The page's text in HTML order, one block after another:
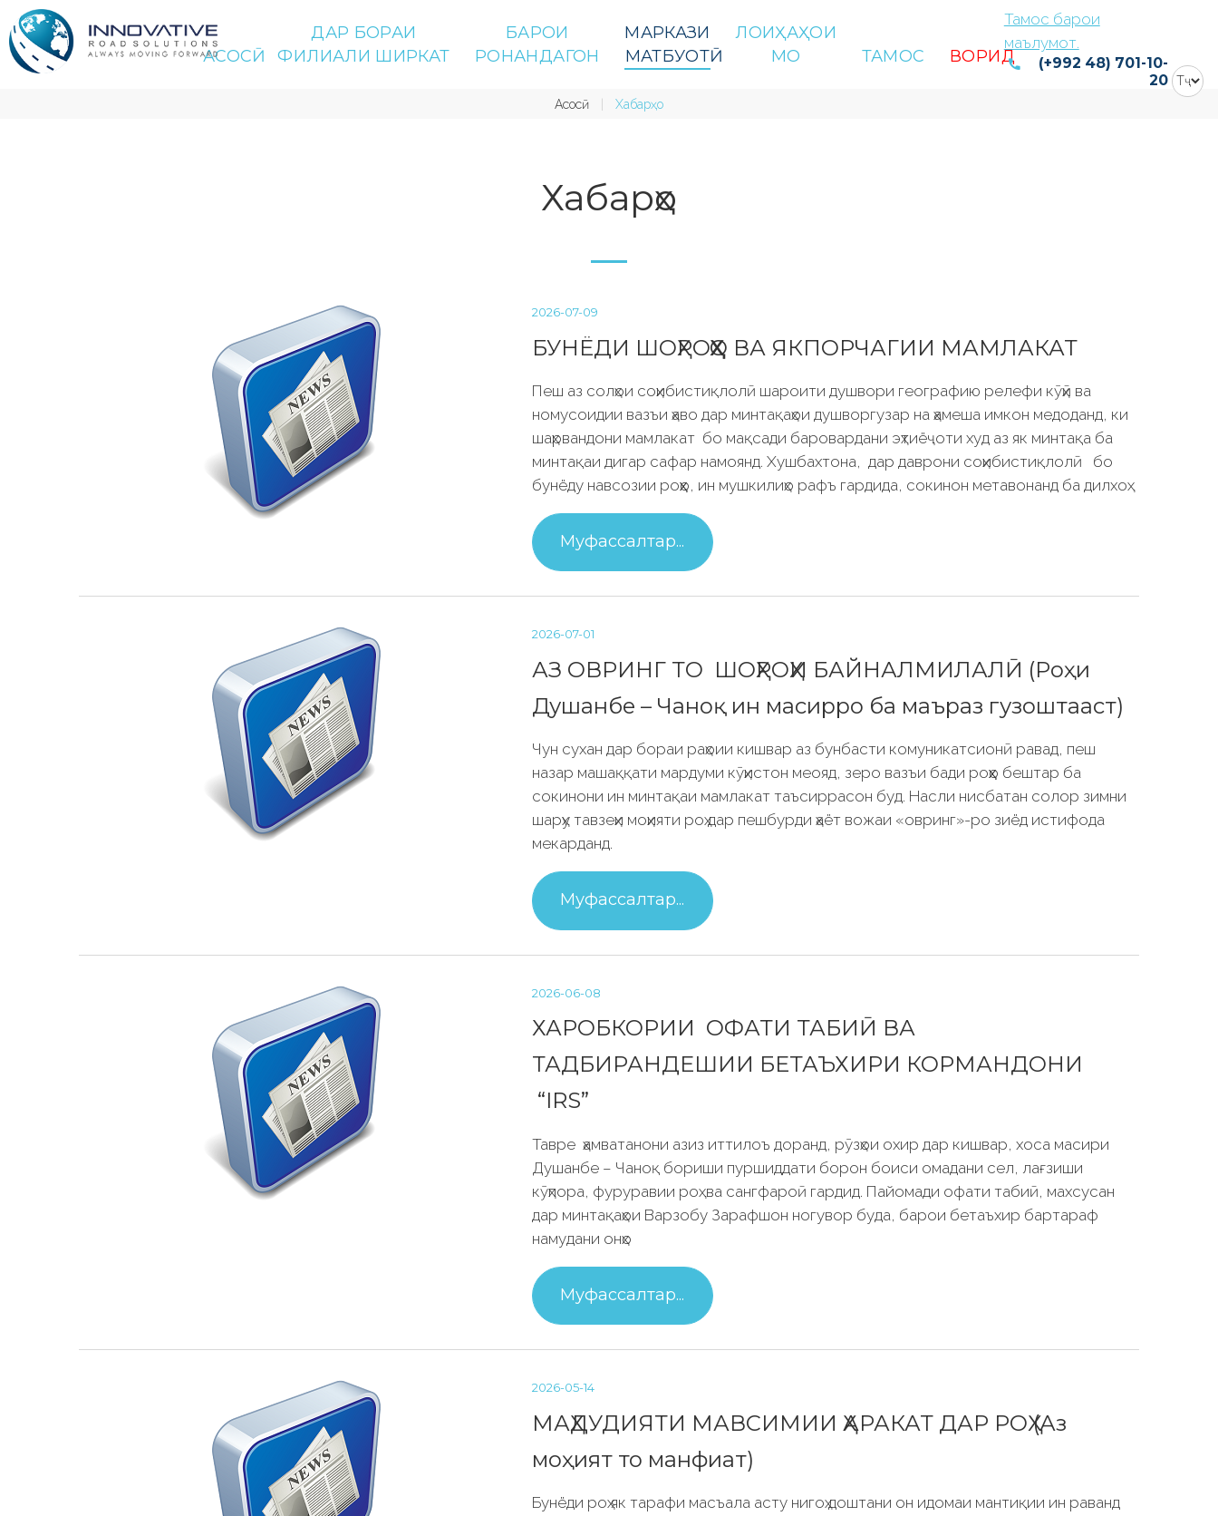
АСОСӢ
ДАР БОРАИ
ФИЛИАЛИ ШИРКАТ
БАРОИ
РОНАНДАГОН
МАРКАЗИ
МАТБУОТӢ
ЛОИҲАҲОИ
МО
ТАМОС ВОРИД
Тамос барои
маълумот.
(+992 48) 701-10-
20
Асосӣ Хабарҳо
Хабарҳо
2026-07-09
БУНЁДИ ШОҲРОҲҲО ВА ЯКПОРЧАГИИ МАМЛАКАТ
Пеш аз солҳои соҳибистиқлолӣ шароити душвори географию релефи кӯҳӣ ва
номусоидии вазъи ҳаво дар минтақаҳои душворгузар на ҳамеша имкон медоданд, ки
шаҳрвандони мамлакат бо мақсади баровардани эҳтиёҷоти худ аз як минтақа ба
минтақаи дигар сафар намоянд. Хушбахтона, дар даврони соҳибистиқлолӣ бо
бунёду навсозии роҳҳо, ин мушкилиҳо рафъ гардида, сокинон метавонанд ба дилхоҳ
Муфассалтар...
2026-07-01
АЗ ОВРИНГ ТО ШОҲРОҲИ БАЙНАЛМИЛАЛӢ (Роҳи
Душанбе – Чаноқ ин масирро ба маъраз гузоштааст)
Чун сухан дар бораи раҳоии кишвар аз бунбасти комуникатсионӣ равад, пеш
назар машаққати мардуми кӯҳистон меояд, зеро вазъи бади роҳҳо бештар ба
сокинони ин минтақаи мамлакат таъсиррасон буд. Насли нисбатан солор зимни
шарҳу тавзеҳи моҳияти роҳ дар пешбурди ҳаёт вожаи «овринг»-ро зиёд истифода
мекарданд.
Муфассалтар...
2026-06-08
ХАРОБКОРИИ ОФАТИ ТАБИӢ ВА
ТАДБИРАНДЕШИИ БЕТАЪХИРИ КОРМАНДОНИ
“IRS”
Тавре ҳамватанони азиз иттилоъ доранд, рӯзҳои охир дар кишвар, хоса масири
Душанбе – Чаноқ бориши пуршиддати борон боиси омадани сел, лағзиши
кӯҳпора, фуруравии роҳ ва сангфароӣ гардид. Пайомади офати табиӣ, махсусан
дар минтақаҳои Варзобу Зарафшон ногувор буда, барои бетаъхир бартараф
намудани онҳо
Муфассалтар...
2026-05-14
МАҲДУДИЯТИ МАВСИМИИ ҲАРАКАТ ДАР РОҲ (Аз
моҳият то манфиат)
Бунёди роҳ як тарафи масъала асту нигоҳ доштани он идомаи мантиқии ин раванд